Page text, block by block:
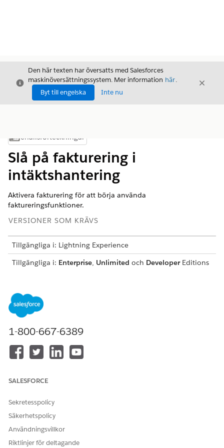
Stäng
Den här texten har översatts med Salesforces
maskinöversättningssystem. Mer information här.
Byt till engelska
Inte nu
Stäng
Visa innehållsförteckning
Innehållsförteckningar
Slå på fakturering i
intäktshantering
Aktivera fakturering för att börja använda
faktureringsfunktioner.
VERSIONER SOM KRÄVS
Tillgängliga i: Lightning Experience
Tillgängliga i: Enterprise, Unlimited och DeveloperEditions
ANVÄNDARBEHÖRIGHETER SOM KRÄVS FÖR ATT
VIKTIGDet går inte att slå på Fakturering när
organisation.
1-800-667-6389
SALESFORCE
Sekretesspolicy
Säkerhetspolicy
Användningsvillkor
Riktlinjer för deltagande